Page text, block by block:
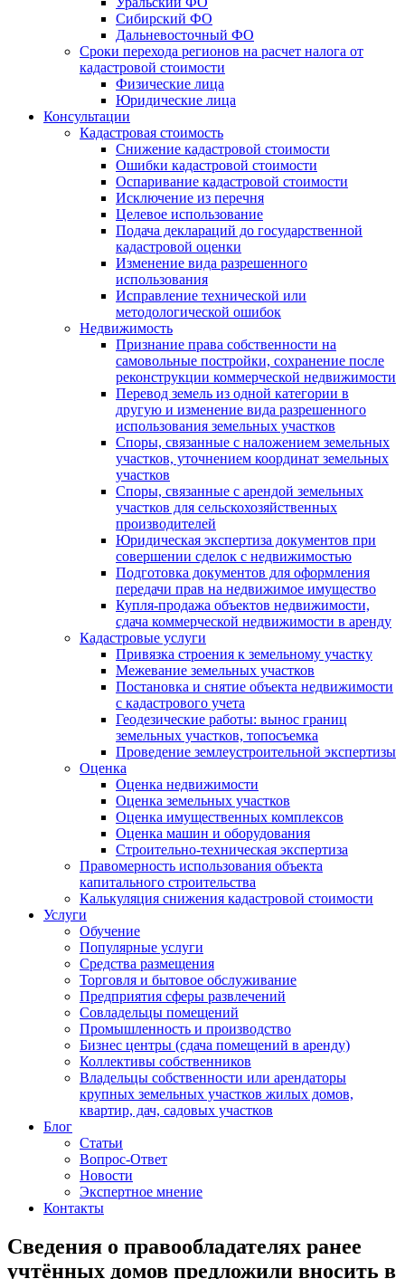
Сибирский ФО
Дальневосточный ФО
Сроки перехода регионов на расчет налога от
кадастровой стоимости
Физические лица
Юридические лица
Консультации
Кадастровая стоимость
Снижение кадастровой стоимости
Ошибки кадастровой стоимости
Оспаривание кадастровой стоимости
Исключение из перечня
Целевое использование
Подача деклараций до государственной
кадастровой оценки
Изменение вида разрешенного
использования
Исправление технической или
методологической ошибок
Недвижимость
Признание права собственности на
самовольные постройки, сохранение после
реконструкции коммерческой недвижимости
Перевод земель из одной категории в
другую и изменение вида разрешенного
использования земельных участков
Споры, связанные с наложением земельных
участков, уточнением координат земельных
участков
Споры, связанные с арендой земельных
участков для сельскохозяйственных
производителей
Юридическая экспертиза документов при
совершении сделок с недвижимостью
Подготовка документов для оформления
передачи прав на недвижимое имущество
Купля-продажа объектов недвижимости,
сдача коммерческой недвижимости в аренду
Кадастровые услуги
Привязка строения к земельному участку
Межевание земельных участков
Постановка и снятие объекта недвижимости
с кадастрового учета
Геодезические работы: вынос границ
земельных участков, топосъемка
Проведение землеустроительной экспертизы
Оценка
Оценка недвижимости
Оценка земельных участков
Оценка имущественных комплексов
Оценка машин и оборудования
Строительно-техническая экспертиза
Правомерность использования объекта
капитального строительства
Калькуляция снижения кадастровой стоимости
Услуги
Обучение
Популярные услуги
Средства размещения
Торговля и бытовое обслуживание
Предприятия сферы развлечений
Совладельцы помещений
Промышленность и производство
Бизнес центры (сдача помещений в аренду)
Коллективы собственников
Владельцы собственности или арендаторы
крупных земельных участков жилых домов,
квартир, дач, садовых участков
Блог
Статьи
Вопрос-Ответ
Новости
Экспертное мнение
Контакты
Сведения о правообладателях ранее
учтённых домов предложили вносить в